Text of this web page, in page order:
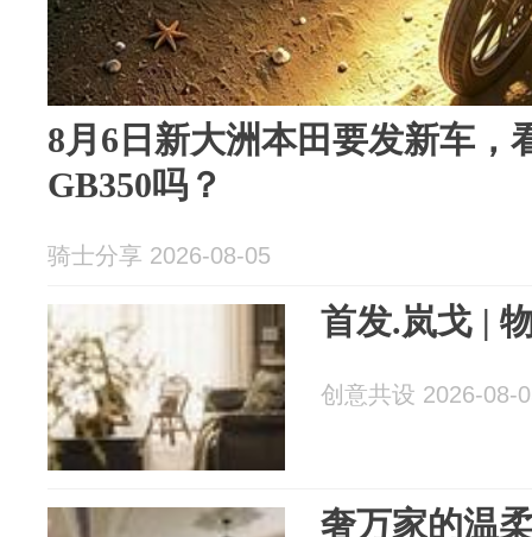
8月6日新大洲本田要发新车，
GB350吗？
骑士分享 2026-08-05
首发.岚戈 |
创意共设 2026-08-
奢万家的温